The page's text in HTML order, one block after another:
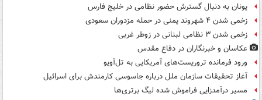
یونان به دنبال گسترش حضور نظامی در خلیج فارس
زخمی شدن ۴ شهروند یمنی در حمله مزدوران سعودی
زخمی شدن ۳ نظامی لبنانی در زوطر غربی
عکاسان و خبرنگاران در دفاع مقدس
ورود فرمانده تروریست‌های آمریکایی به تل‌آویو
آغاز تحقیقات سازمان ملل درباره جاسوسی کارمندش برای اسرائیل
مسیر درآمدزایی فراموش شده لیگ برتری‌ها